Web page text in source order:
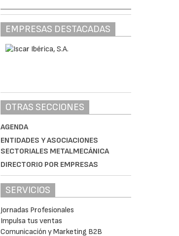
EMPRESAS DESTACADAS
OTRAS SECCIONES
AGENDA
ENTIDADES Y ASOCIACIONES
SECTORIALES METALMECÁNICA
DIRECTORIO POR EMPRESAS
SERVICIOS
Jornadas Profesionales
Impulsa tus ventas
Comunicación y Marketing B2B